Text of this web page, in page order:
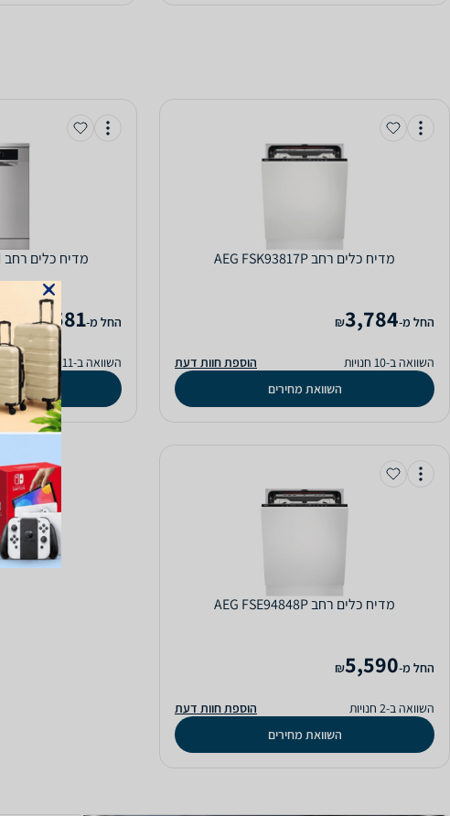
מדיח כלים ‏רחב AEG FSK93817P
‫החל מ-3,784
₪
השוואה ב-10 חנויות
הוספת חוות דעת
השוואת מחירים
מדיח כלים ‏רחב AEG FFB93807PM
‫החל מ-4,581
₪
השוואה ב-11 חנויות
מדיח כלים ‏רחב AEG FSE94848P
‫החל מ-5,590
₪
השוואה ב-2 חנויות
הוספת חוות דעת
השוואת מחירים